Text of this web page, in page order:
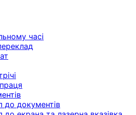
часі
до документів